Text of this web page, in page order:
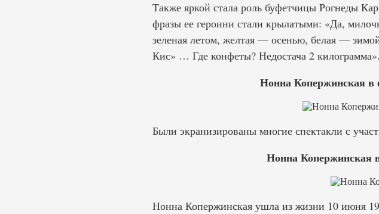
Также яркой стала роль буфетчицы Рогнеды
фразы ее героини стали крылатыми: «Да,
зеленая летом, желтая — осенью, белая —
Кис» … Где конфеты? Недостача 2 килограмма».
Нонна Копержинская в
Были экранизированы многие спектакли с
Нонна Копержинская
Нонна Копержинская ушла из жизни 10 июня